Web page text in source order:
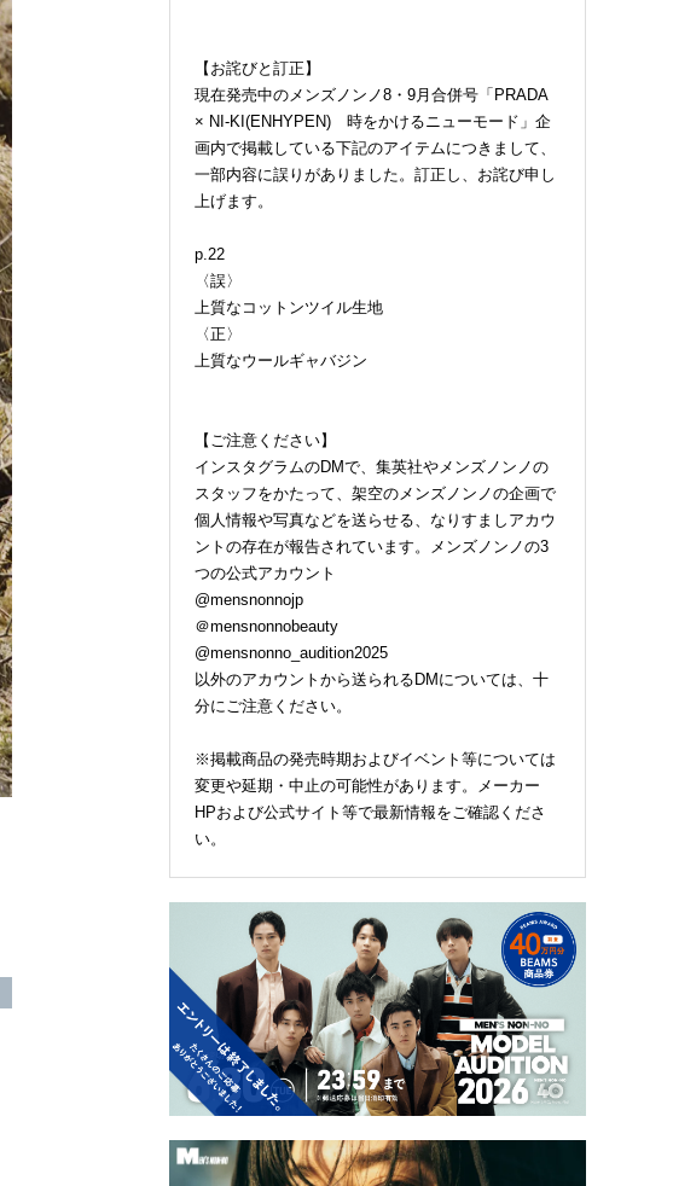
【お詫びと訂正】
現在発売中のメンズノンノ8・9月合併号「PRADA
× NI-KI(ENHYPEN) 時をかけるニューモード」企
画内で掲載している下記のアイテムにつきまして、
一部内容に誤りがありました。訂正し、お詫び申し
上げます。
p.22
〈誤〉
上質なコットンツイル生地
〈正〉
上質なウールギャバジン
【ご注意ください】
インスタグラムのDMで、集英社やメンズノンノの
スタッフをかたって、架空のメンズノンノの企画で
個人情報や写真などを送らせる、なりすましアカウ
ントの存在が報告されています。メンズノンノの3
つの公式アカウント
@mensnonnojp
＠mensnonnobeauty
@mensnonno_audition2025
以外のアカウントから送られるDMについては、十
分にご注意ください。
※掲載商品の発売時期およびイベント等については
変更や延期・中止の可能性があります。メーカー
HPおよび公式サイト等で最新情報をご確認くださ
い。